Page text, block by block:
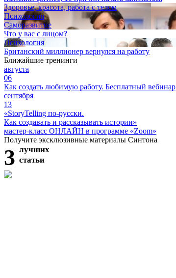
Здоровье, красота, работа с телом
Психология
Саморазвитие
Что у вас с лицом?
Психология
Британский миллионер вернулся на работу
Ближайшие тренинги
августа
06
Как создать любимую работу. Бесплатный вебинар
сентября
13
«StoryTelling по-русски.
Как создавать и рассказывать истории»
мастер-класс ОНЛАЙН в программе «Zoom»
Получите эксклюзивные материалы Синтона
3 лучших
статьи